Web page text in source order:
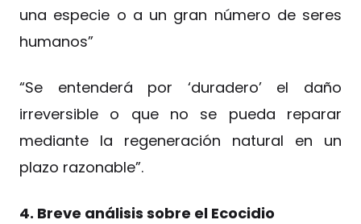
una especie o a un gran número de seres
humanos”
“Se entenderá por ‘duradero’ el daño
irreversible o que no se pueda reparar
mediante la regeneración natural en un
plazo razonable”.
4. Breve análisis sobre el Ecocidio